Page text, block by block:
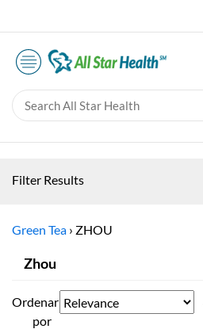
Filter Results
Green Tea › ZHOU
Zhou
Ordenar
por